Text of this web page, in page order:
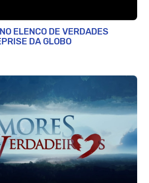
ELENCO DE VERDADES
DA GLOBO